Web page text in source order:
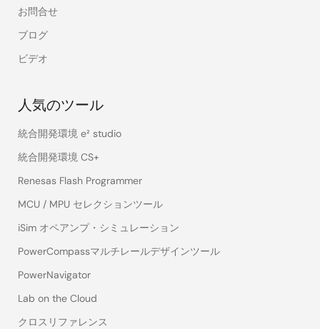
お問合せ
ブログ
ビデオ
人気のツール
統合開発環境 e² studio
統合開発環境 CS+
Renesas Flash Programmer
MCU / MPU セレクションツール
iSim オペアンプ・シミュレーション
PowerCompassマルチレールデザインツール
PowerNavigator
Lab on the Cloud
クロスリファレンス